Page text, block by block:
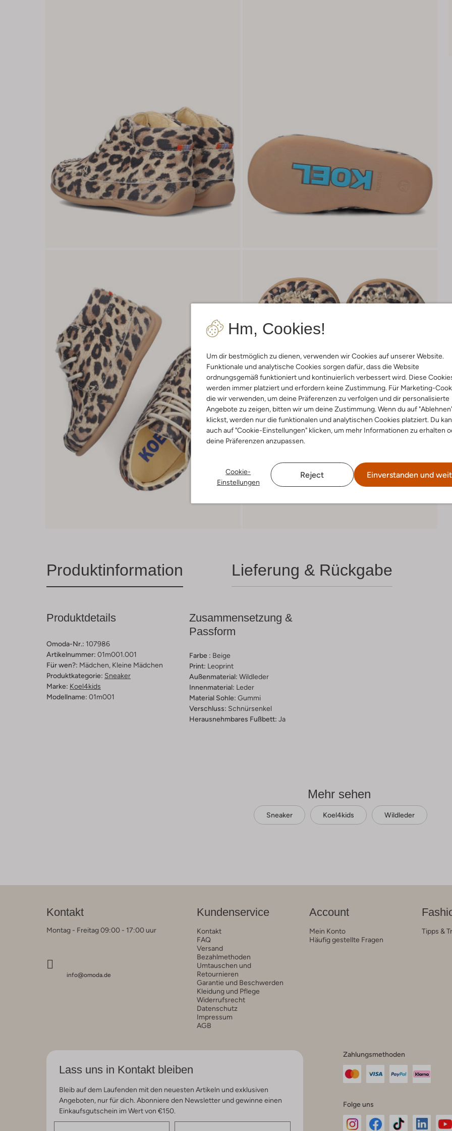
Hm, Cookies!
Um dir bestmöglich zu dienen, verwenden wir Cookies auf unserer Website.
Funktionale und analytische Cookies sorgen dafür, dass die Website
ordnungsgemäß funktioniert und kontinuierlich verbessert wird. Diese
werden immer platziert und erfordern keine Zustimmung. Für Marketing-
die wir verwenden, um deine Präferenzen zu verfolgen und dir personalisierte
Angebote zu zeigen, bitten wir um deine Zustimmung. Wenn du auf
klickst, werden nur die funktionalen und analytischen Cookies platziert. Du
auch auf "Cookie-Einstellungen" klicken, um mehr Informationen zu erhalten
deine Präferenzen anzupassen.
Cookie-
Einstellungen
Reject Einverstanden und
Produktinformation Lieferung & Rückgabe
Produktdetails
Omoda-Nr.: 107986
Artikelnummer: 01m001.001
Für wen?: Mädchen, Kleine Mädchen
Produktkategorie: Sneaker
Marke: Koel4kids
Modellname: 01m001
Zusammensetzung &
Passform
Farbe : Beige
Print: Leoprint
Außenmaterial: Wildleder
Innenmaterial: Leder
Material Sohle: Gummi
Verschluss: Schnürsenkel
Herausnehmbares Fußbett: Ja
Mehr sehen
Sneaker Koel4kids Wildleder
Kontakt
Montag - Freitag 09:00 - 17:00 uur
info@omoda.de
Kundenservice
Kontakt
FAQ
Versand
Bezahlmethoden
Umtauschen und
Retournieren
Garantie und Beschwerden
Kleidung und Pflege
Widerrufsrecht
Datenschutz
Impressum
AGB
Account
Mein Konto
Häufig gestellte Fragen
Tipps &
Lass uns in Kontakt bleiben
Bleib auf dem Laufenden mit den neuesten Artikeln und exklusiven
Angeboten, nur für dich. Abonniere den Newsletter und gewinne einen
Einkaufsgutschein im Wert von €150.
Zahlungsmethoden
Folge uns